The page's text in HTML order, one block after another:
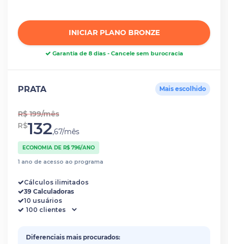
INICIAR PLANO BRONZE
Garantia de 8 dias - Cancele sem burocracia
PRATA Mais escolhido
R$ 199/mês
R$132,67/mês
ECONOMIA DE R$ 796/ANO
1 ano de acesso ao programa
Cálculos ilimitados
39 Calculadoras
10 usuários
Diferenciais mais procurados: